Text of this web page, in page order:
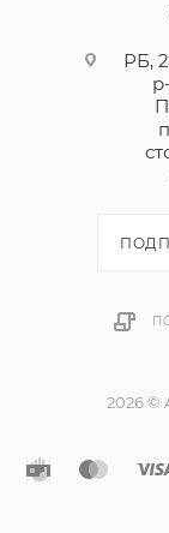
РБ,
2026 ©